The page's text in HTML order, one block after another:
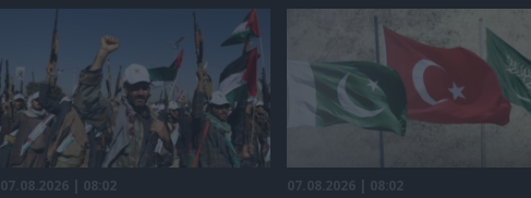
07.08.2026 | 08:02 07.08.2026 | 08:02